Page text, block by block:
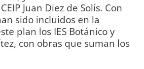
Juan Diez de Solís. Con
sido incluidos en la
plan los IES Botánico y
con obras que suman los